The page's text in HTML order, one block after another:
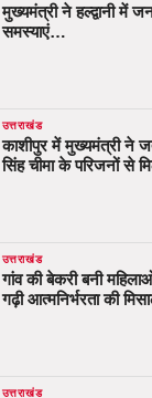
मुख्यमंत्री ने हल्द्वानी में
समस्याएं…
उत्तराखंड
काशीपुर में मुख्यमंत्री ने
सिंह चीमा के परिजनों से
उत्तराखंड
गांव की बेकरी बनी
गढ़ी आत्मनिर्भरता की
उत्तराखंड